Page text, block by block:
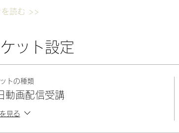
を読む >>
ット設定
トの種類
動画配信受講
見る